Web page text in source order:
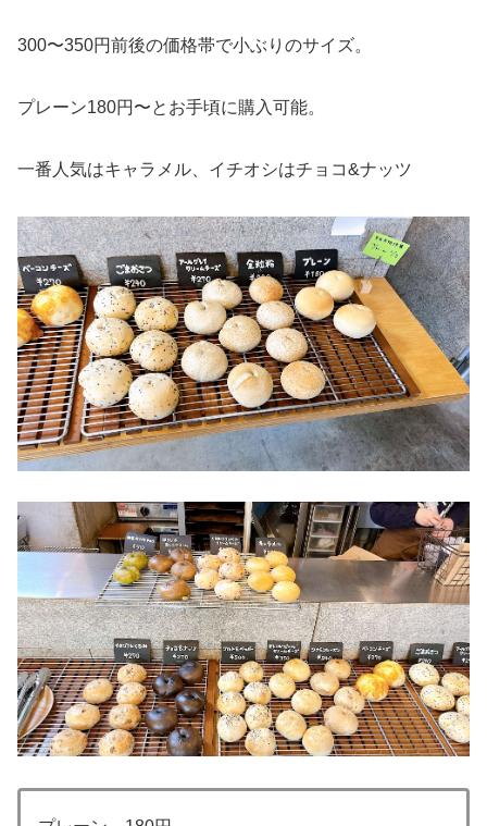
300〜350円前後の価格帯で小ぶりのサイズ。
プレーン180円〜とお手頃に購入可能。
一番人気はキャラメル、イチオシはチョコ&ナッツ